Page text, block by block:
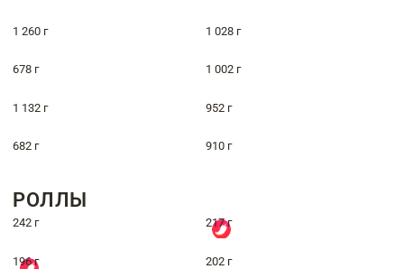
1 260 г 1 028 г
678 г 1 002 г
1 132 г 952 г
682 г 910 г
РОЛЛЫ
242 г 217 г
196 г 202 г